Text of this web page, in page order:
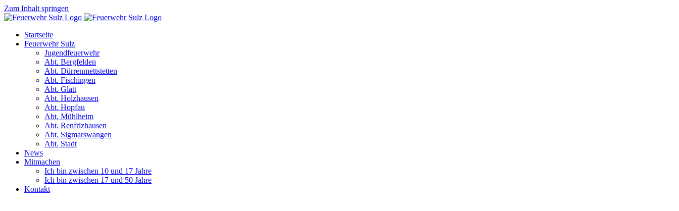
Zum Inhalt springen
Startseite
Feuerwehr Sulz
Jugendfeuerwehr
Abt. Bergfelden
Abt. Dürrenmettstetten
Abt. Fischingen
Abt. Glatt
Abt. Holzhausen
Abt. Hopfau
Abt. Mühlheim
Abt. Renfrizhausen
Abt. Sigmarswangen
Abt. Stadt
News
Mitmachen
Ich bin zwischen 10 und 17 Jahre
Ich bin zwischen 17 und 50 Jahre
Kontakt